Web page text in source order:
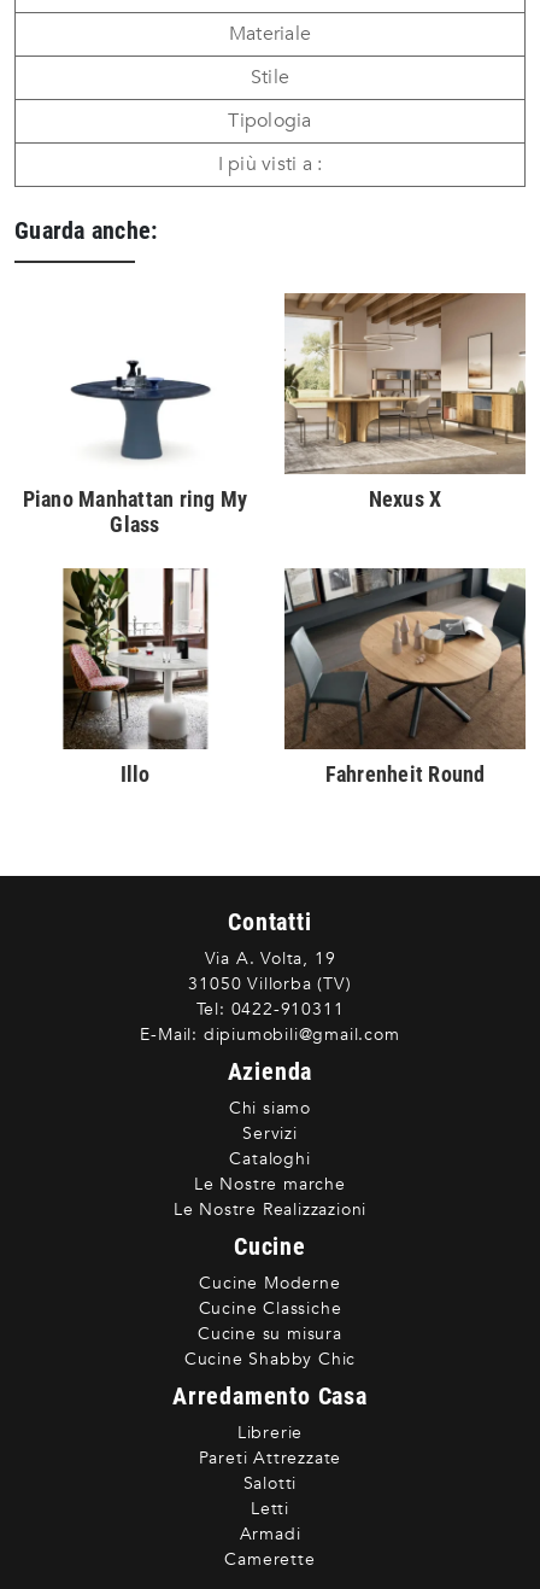
Materiale
Stile
Tipologia
I più visti a :
Guarda anche:
Piano Manhattan ring My
Glass
Nexus X
Illo Fahrenheit Round
Contatti
Via A. Volta, 19
31050 Villorba (TV)
Tel: 0422-910311
E-Mail: dipiumobili@gmail.com
Azienda
Chi siamo
Servizi
Cataloghi
Le Nostre marche
Le Nostre Realizzazioni
Cucine
Cucine Moderne
Cucine Classiche
Cucine su misura
Cucine Shabby Chic
Arredamento Casa
Librerie
Pareti Attrezzate
Salotti
Letti
Armadi
Camerette